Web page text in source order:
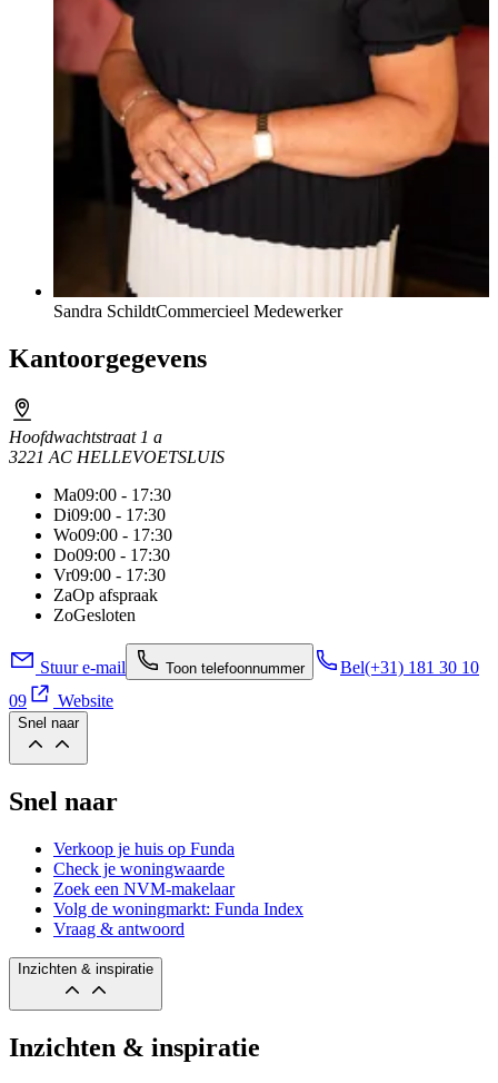
Sandra SchildtCommercieel Medewerker
Kantoorgegevens
Hoofdwachtstraat 1 a
3221 AC HELLEVOETSLUIS
Ma09:00 - 17:30
Di09:00 - 17:30
Wo09:00 - 17:30
Do09:00 - 17:30
Vr09:00 - 17:30
ZaOp afspraak
ZoGesloten
Stuur e-mail Toon telefoonnummer Bel(+31) 181 30 10
09
Website
Snel naar
Snel naar
Verkoop je huis op Funda
Check je woningwaarde
Zoek een NVM-makelaar
Volg de woningmarkt: Funda Index
Vraag & antwoord
Inzichten & inspiratie
Inzichten & inspiratie